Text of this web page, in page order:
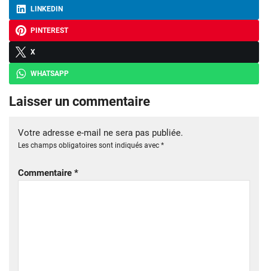
LINKEDIN
PINTEREST
X
WHATSAPP
Laisser un commentaire
Votre adresse e-mail ne sera pas publiée.
Les champs obligatoires sont indiqués avec *
Commentaire *